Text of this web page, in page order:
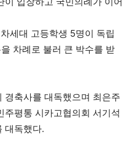
세대 고등학생 5명이 독립
차례로 불러 큰 박수를 받
경축사를 대독했으며 최은주
평통 시카고협의회 서기석
대독했다.